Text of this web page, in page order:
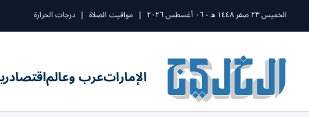
الخميس ٢٣ صفر ١٤٤٨ ه - ٠٦ أغسطس ٢٠٢٦ | مواقيت الصلاة | درجات الحرارة
الإماراتعرب وعالماقتصاد